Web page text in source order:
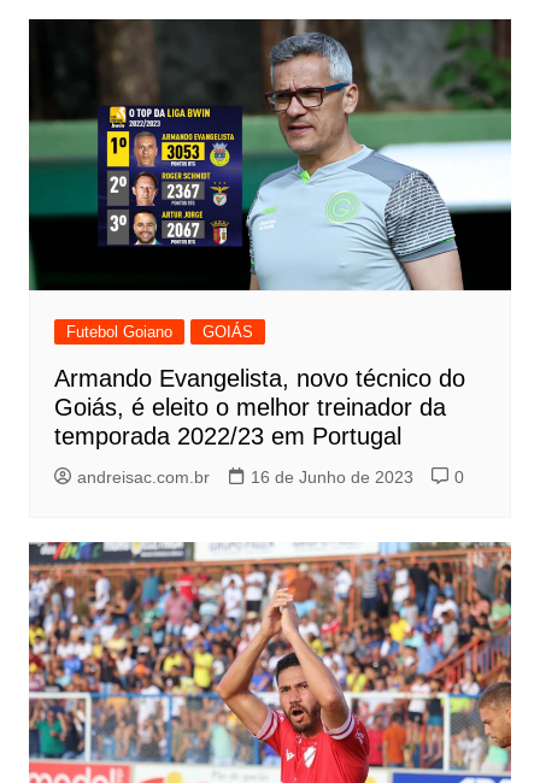
Futebol Goiano GOIÁS
Armando Evangelista, novo técnico do
Goiás, é eleito o melhor treinador da
temporada 2022/23 em Portugal
andreisac.com.br 16 de Junho de 2023 0